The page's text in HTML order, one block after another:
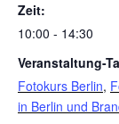
Zeit:
10:00 - 14:30
Veranstaltung-
Fotokurs Berlin,
in Berlin und